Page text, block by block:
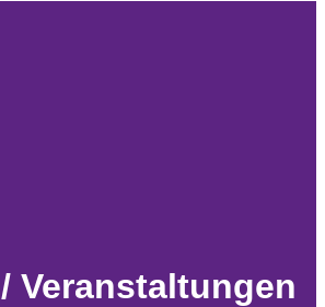
Veranstaltungen